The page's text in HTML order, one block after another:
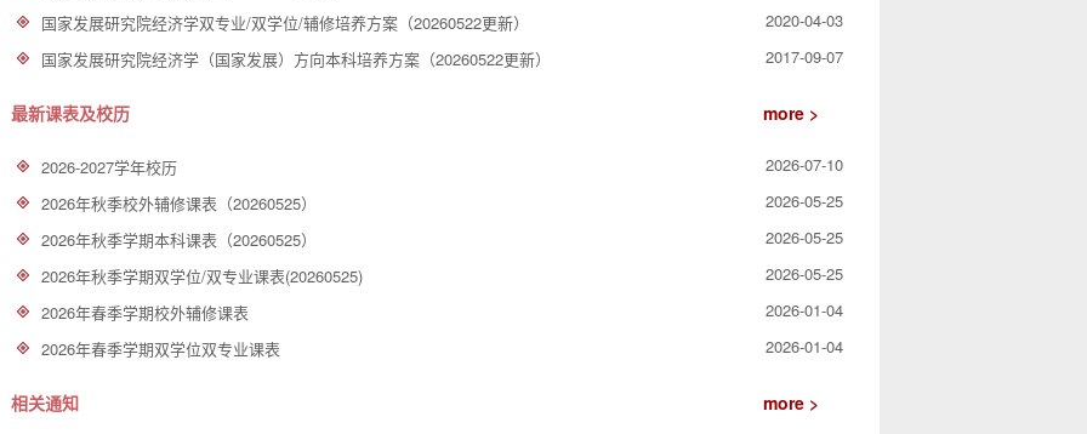
国家发展研究院经济学双专业/双学位/辅修培养方案（20260522更新）
2020-04-03
国家发展研究院经济学（国家发展）方向本科培养方案（20260522更新）
2017-09-07
最新课表及校历 more >
2026-2027学年校历
2026-07-10
2026年秋季校外辅修课表（20260525）
2026-05-25
2026年秋季学期本科课表（20260525）
2026-05-25
2026年秋季学期双学位/双专业课表(20260525)
2026-05-25
2026年春季学期校外辅修课表
2026-01-04
2026年春季学期双学位双专业课表
2026-01-04
相关通知 more >